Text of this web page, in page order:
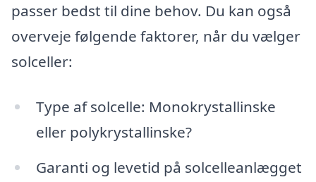
passer bedst til dine behov. Du kan også
overveje følgende faktorer, når du vælger
solceller:
Type af solcelle: Monokrystallinske
eller polykrystallinske?
Garanti og levetid på solcelleanlægget